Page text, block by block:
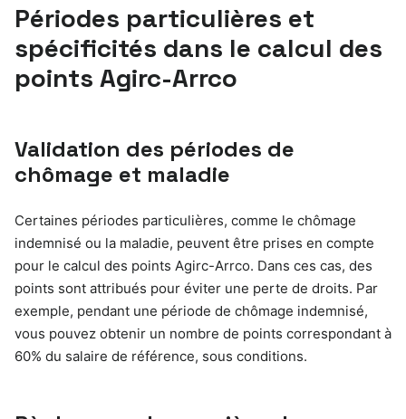
Périodes particulières et
spécificités dans le calcul des
points Agirc-Arrco
Validation des périodes de
chômage et maladie
Certaines périodes particulières, comme le chômage
indemnisé ou la maladie, peuvent être prises en compte
pour le calcul des points Agirc-Arrco. Dans ces cas, des
points sont attribués pour éviter une perte de droits. Par
exemple, pendant une période de chômage indemnisé,
vous pouvez obtenir un nombre de points correspondant à
60% du salaire de référence, sous conditions.